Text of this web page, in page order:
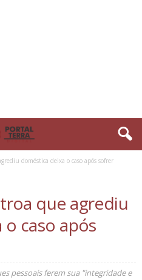
doméstica deixa o caso após sofrer
que agrediu
caso após
pessoais ferem sua "integridade e